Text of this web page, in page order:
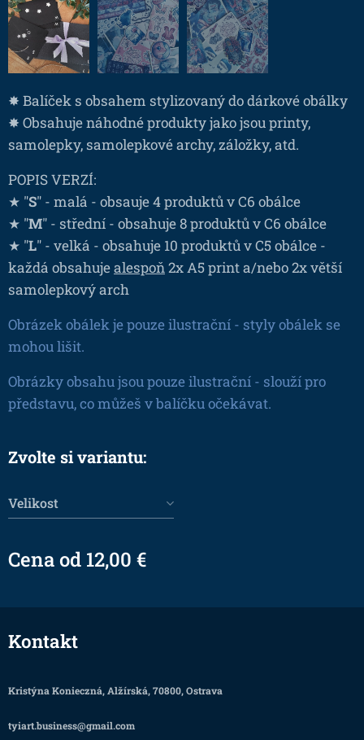
✸ Balíček s obsahem stylizovaný do dárkové obálky
✸ Obsahuje náhodné produkty jako jsou printy,
samolepky, samolepkové archy, záložky, atd.
POPIS VERZÍ:
★ "S" - malá - obsauje 4 produktů v C6 obálce
★ "M" - střední - obsahuje 8 produktů v C6 obálce
★ "L" - velká - obsahuje 10 produktů v C5 obálce -
každá obsahujealespoň2x A5 print a/nebo 2x větší
samolepkový arch
Obrázek obálek je pouze ilustrační - styly obálek se
mohou lišit.
Obrázky obsahu jsou pouze ilustrační - slouží pro
představu, co můžeš v balíčku očekávat.
Zvolte si variantu:
Velikost
Cena od 12,00 €
Kontakt
Kristýna Konieczná, Alžírská, 70800, Ostrava
tyiart.business@gmail.com